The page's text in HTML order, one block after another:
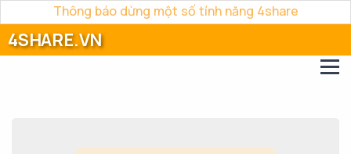
Thông báo dừng một số tính năng 4share
4SHARE.VN